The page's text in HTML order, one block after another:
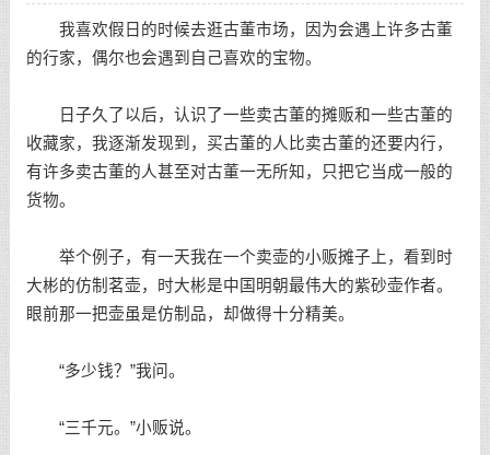
我喜欢假日的时候去逛古董市场，因为会遇上许多古董
的行家，偶尔也会遇到自己喜欢的宝物。
日子久了以后，认识了一些卖古董的摊贩和一些古董的
收藏家，我逐渐发现到，买古董的人比卖古董的还要内行，
有许多卖古董的人甚至对古董一无所知，只把它当成一般的
货物。
举个例子，有一天我在一个卖壶的小贩摊子上，看到时
大彬的仿制茗壶，时大彬是中国明朝最伟大的紫砂壶作者。
眼前那一把壶虽是仿制品，却做得十分精美。
“多少钱？”我问。
“三千元。”小贩说。